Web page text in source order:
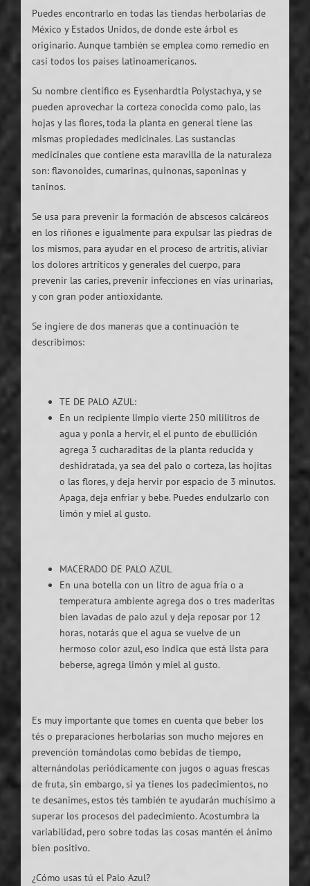
Puedes encontrarlo en todas las tiendas herbolarias de
México y Estados Unidos, de donde este árbol es
originario. Aunque también se emplea como remedio en
casi todos los países latinoamericanos.
Su nombre científico es Eysenhardtia Polystachya, y se
pueden aprovechar la corteza conocida como palo, las
hojas y las flores, toda la planta en general tiene las
mismas propiedades medicinales. Las sustancias
medicinales que contiene esta maravilla de la naturaleza
son: flavonoides, cumarinas, quinonas, saponinas y
taninos.
Se usa para prevenir la formación de abscesos calcáreos
en los riñones e igualmente para expulsar las piedras de
los mismos, para ayudar en el proceso de artritis, aliviar
los dolores artríticos y generales del cuerpo, para
prevenir las caries, prevenir infecciones en vías urinarias,
y con gran poder antioxidante.
Se ingiere de dos maneras que a continuación te
describimos:
TE DE PALO AZUL:
En un recipiente limpio vierte 250 mililitros de
agua y ponla a hervir, el el punto de ebullición
agrega 3 cucharaditas de la planta reducida y
deshidratada, ya sea del palo o corteza, las hojitas
o las flores, y deja hervir por espacio de 3 minutos.
Apaga, deja enfriar y bebe. Puedes endulzarlo con
limón y miel al gusto.
MACERADO DE PALO AZUL
En una botella con un litro de agua fría o a
temperatura ambiente agrega dos o tres maderitas
bien lavadas de palo azul y deja reposar por 12
horas, notarás que el agua se vuelve de un
hermoso color azul, eso indica que está lista para
beberse, agrega limón y miel al gusto.
Es muy importante que tomes en cuenta que beber los
tés o preparaciones herbolarias son mucho mejores en
prevención tomándolas como bebidas de tiempo,
alternándolas periódicamente con jugos o aguas frescas
de fruta, sin embargo, si ya tienes los padecimientos, no
te desanimes, estos tés también te ayudarán muchísimo a
superar los procesos del padecimiento. Acostumbra la
variabilidad, pero sobre todas las cosas mantén el ánimo
bien positivo.
¿Cómo usas tú el Palo Azul?